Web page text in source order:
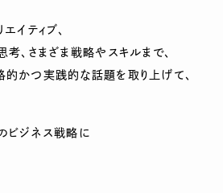
イティブ、
考、さまざま戦略やスキルまで、
かつ実践的な話題を取り上げて、
ビジネス戦略に